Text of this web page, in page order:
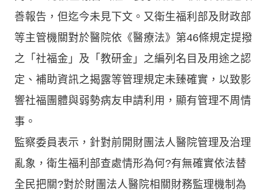
善報告，但迄今未見下文。又衛生福利部及財政部
等主管機關對於醫院依《醫療法》第46條規定提撥
之「社福金」及「教研金」之編列名目及用途之認
定、補助資訊之揭露等管理規定未臻確實，以致影
響社福團體與弱勢病友申請利用，顯有管理不周情
事。
監察委員表示，針對前開財團法人醫院管理及治理
亂象，衛生福利部查處情形為何?有無確實依法替
全民把關?對於財團法人醫院相關財務監理機制為